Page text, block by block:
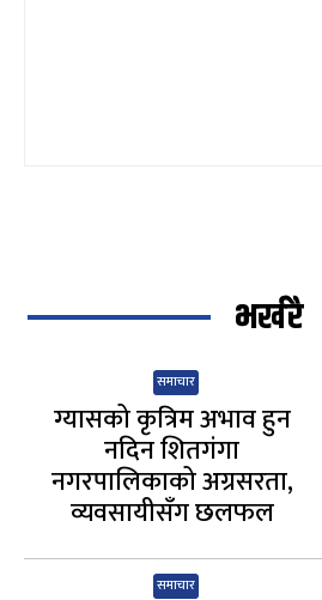
भर्खरै
समाचार
ग्यासको कृत्रिम अभाव हुन
नदिन शितगंगा
नगरपालिकाको अग्रसरता,
व्यवसायीसँग छलफल
समाचार